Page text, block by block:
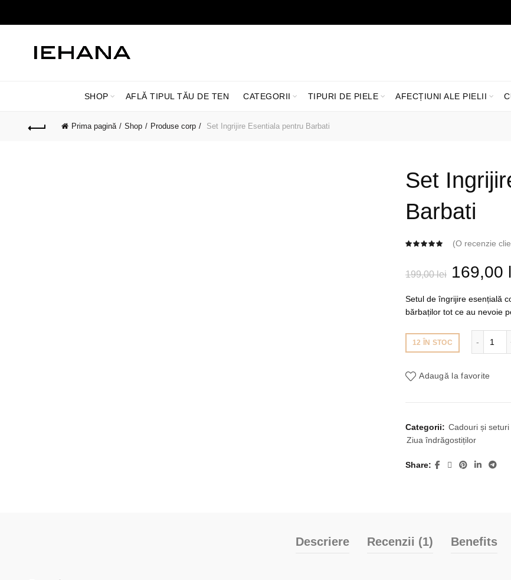
SHOP AFLĂ TIPUL TĂU DE TEN CATEGORII TIPURI DE PIELE AFECȚIUNI ALE PIELII
Prima pagină Shop Produse corp Set Ingrijire Esentiala pentru Barbati
Set
Barbati
(O recenzie
199,00lei Prețul
inițial
fost:
199,00
169,00
Setul de îngrijire esențială
bărbaților tot ce au nevoie
12 ÎN STOC
Adaugă la favorite
Categorii: Cadouri și seturi
Ziua îndrăgostiților
Share
Descriere Recenzii (1) Benefits